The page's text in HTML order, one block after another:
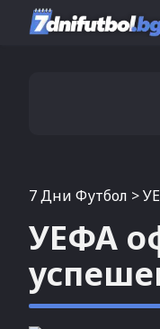
7 Дни Футбол >
УЕФА